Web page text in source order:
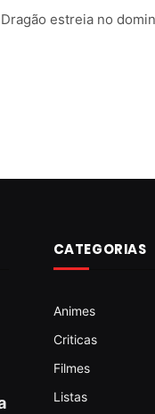
estreia no
CATEGORIAS
Animes
Criticas
Filmes
Listas